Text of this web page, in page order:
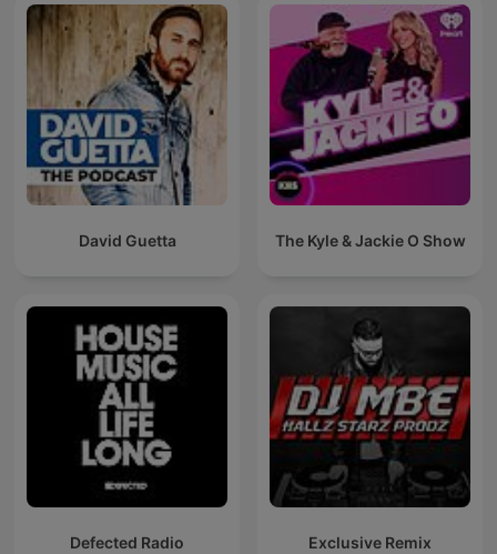
David Guetta The Kyle & Jackie O Show
Defected Radio Exclusive Remix